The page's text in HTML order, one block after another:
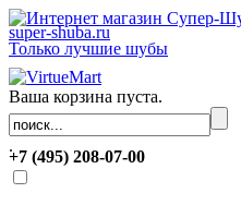
super-shuba.ru
Только лучшие шубы
Ваша корзина пуста.
.
+7 (495) 208-07-00